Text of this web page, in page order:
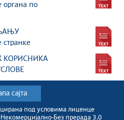
органа по
странке
КОРИСНИКА
сајта
под условима лиценце
Без прерада 3.0